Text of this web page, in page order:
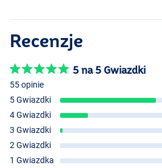
Recenzje
5 na 5 Gwiazdki
55 opinie
5 Gwiazdki
4 Gwiazdki
3 Gwiazdki
2 Gwiazdki
1 Gwiazdka